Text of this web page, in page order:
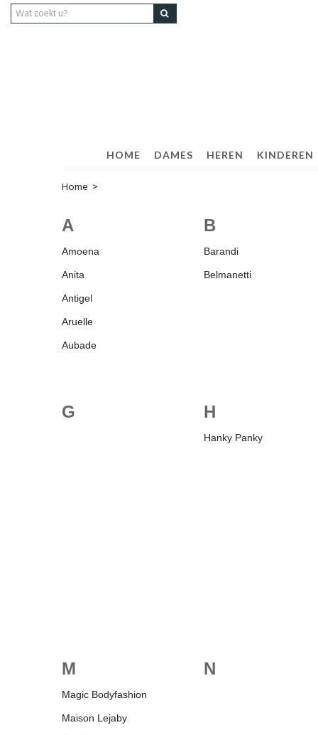
HOME DAMES HEREN KINDEREN
Home >
A
Amoena
Anita
Antigel
Aruelle
Aubade
B
Barandi
Belmanetti
G H
Hanky Panky
M
Magic Bodyfashion
Maison Lejaby
N